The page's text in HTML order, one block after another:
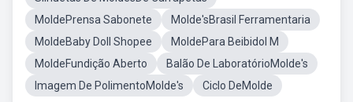
MoldePrensa Sabonete
Molde'sBrasil Ferramentaria
MoldeBaby Doll Shopee
MoldePara Beibidol M
MoldeFundição Aberto
Balão De LaboratórioMolde's
Imagem De PolimentoMolde's
Ciclo DeMolde